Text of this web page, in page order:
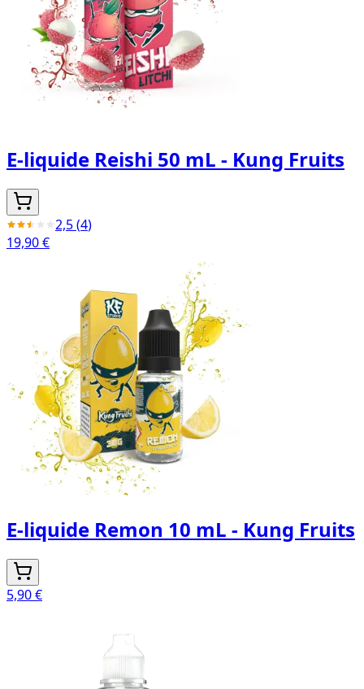
E-liquide Reishi 50 mL - Kung Fruits
2,5(4)
19,90 €
E-liquide Remon 10 mL - Kung Fruits
5,90 €